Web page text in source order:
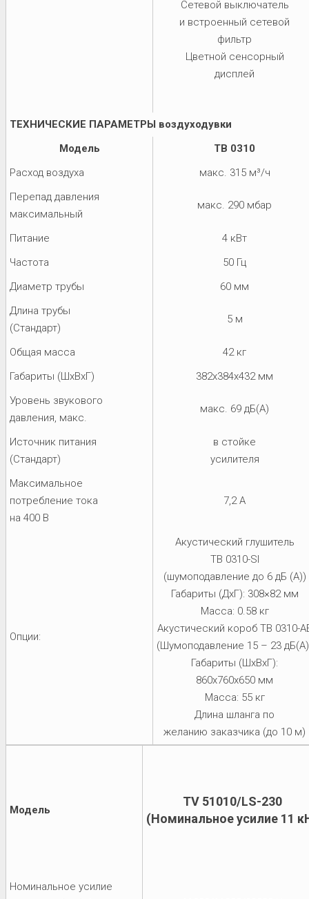
Сетевой выключатель
и встроенный сетевой
фильтр
Цветной сенсорный
дисплей
ТЕХНИЧЕСКИЕ ПАРАМЕТРЫ воздуходувки
Модель
TB 0310
Расход воздуха
макс. 315 м³/ч
Перепад давления
максимальный
макс. 290 мбар
Питание
4 кВт
Частота
50 Гц
Диаметр трубы
60 мм
Длина трубы
(Стандарт)
5 м
Общая масса
42 кг
Габариты (ШхВхГ)
382x384x432 мм
Уровень звукового
давления, макс.
макс. 69 дБ(А)
Источник питания
(Стандарт)
в стойке
усилителя
Максимальное
потребление тока
на 400 В
7,2 A
Опции:
Акустический глушитель
TB 0310-SI
(шумоподавление до 6 дБ (A))
Габариты (ДхГ): 308×82 мм
Масса: 0.58 кг
Акустический короб TB 0310-
(Шумоподавление 15 – 23
Габариты (ШхВхГ):
860x760x650 мм
Масса: 55 кг
Длина шланга по
желанию заказчика (до 10 м)
Модель
TV 51010/LS-230
(Номинальное усилие 11
Номинальное усилие